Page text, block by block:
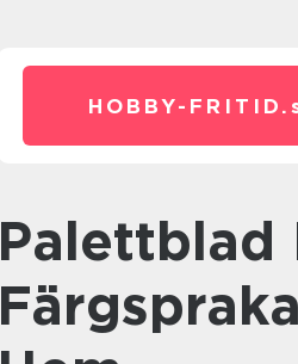
HOBBY-FRITID.
Palettblad Havanna: En